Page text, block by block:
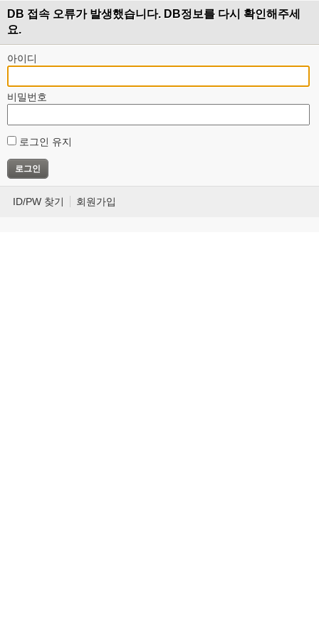
DB 접속 오류가 발생했습니다. DB정보를 다시 확인해주세
요.
아이디
비밀번호
로그인 유지
ID/PW 찾기 회원가입